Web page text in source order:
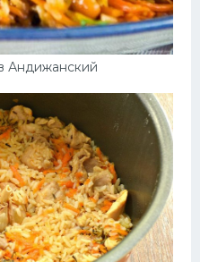
Андижанский